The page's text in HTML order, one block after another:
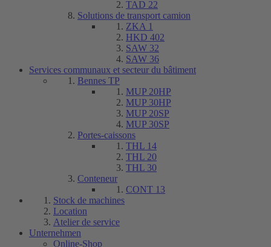
TAD 22
Solutions de transport camion
ZKA 1
HKD 402
SAW 32
SAW 36
Services communaux et secteur du bâtiment
Bennes TP
MUP 20HP
MUP 30HP
MUP 20SP
MUP 30SP
Portes-caissons
THL 14
THL 20
THL 30
Conteneur
CONT 13
Stock de machines
Location
Atelier de service
Unternehmen
Online-Shop